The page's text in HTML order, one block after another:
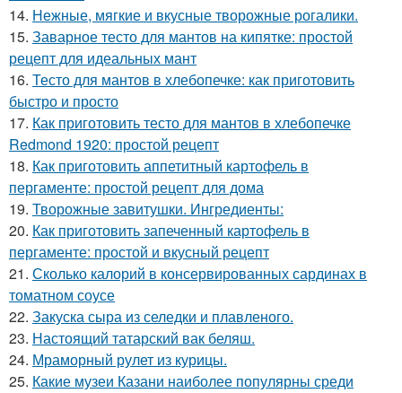
14. Нежные, мягкие и вкусные творожные рогалики.
15. Заварное тесто для мантов на кипятке: простой
рецепт для идеальных мант
16. Тесто для мантов в хлебопечке: как приготовить
быстро и просто
17. Как приготовить тесто для мантов в хлебопечке
Redmond 1920: простой рецепт
18. Как приготовить аппетитный картофель в
пергаменте: простой рецепт для дома
19. Творожные завитушки. Ингредиенты:
20. Как приготовить запеченный картофель в
пергаменте: простой и вкусный рецепт
21. Сколько калорий в консервированных сардинах в
томатном соусе
22. Закуска сыра из селедки и плавленого.
23. Настоящий татарский вак беляш.
24. Мраморный рулет из курицы.
25. Какие музеи Казани наиболее популярны среди